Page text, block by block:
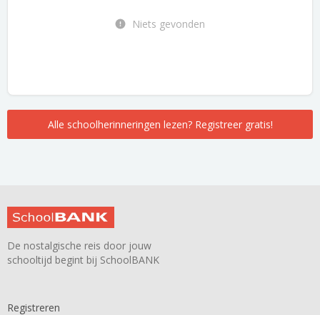
Niets gevonden
Alle schoolherinneringen lezen? Registreer gratis!
De nostalgische reis door jouw
schooltijd begint bij SchoolBANK
Registreren